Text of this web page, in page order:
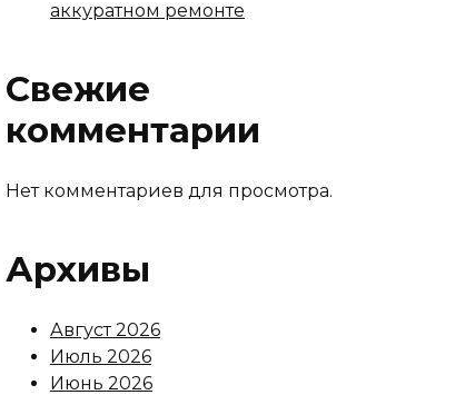
аккуратном ремонте
Свежие
комментарии
Нет комментариев для просмотра.
Архивы
Август 2026
Июль 2026
Июнь 2026